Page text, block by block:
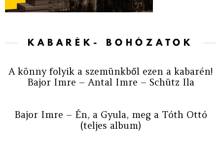
KABARÉK- BOHÓZATOK
A könny folyik a szemünkből ezen a kabarén!
Bajor Imre – Antal Imre – Schütz Ila
Bajor Imre – Én, a Gyula, meg a Tóth Ottó
(teljes album)